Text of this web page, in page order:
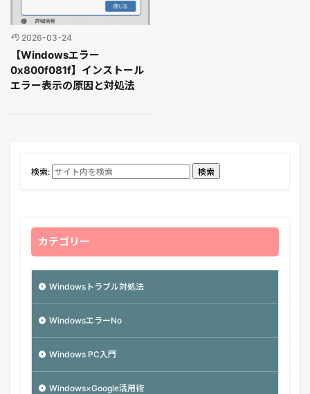
2026-03-24
【Windowsエラー
0x800f081f】インストール
エラー表示の原因と対処法
検索: 検索
カテゴリー
Windowsトラブル対処法
WindowsエラーNo
Windows PC入門
Windows×Google活用術